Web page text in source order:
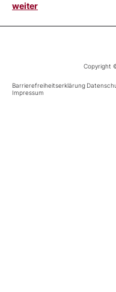
Folgen Sie uns
weiter
Copyright
Barrierefreiheitserklärung
Impressum